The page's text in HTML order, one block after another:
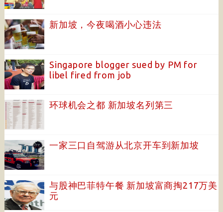
新加坡，今夜喝酒小心违法
Singapore blogger sued by PM for
libel fired from job
环球机会之都 新加坡名列第三
一家三口自驾游从北京开车到新加坡
与股神巴菲特午餐 新加坡富商掏217万美
元